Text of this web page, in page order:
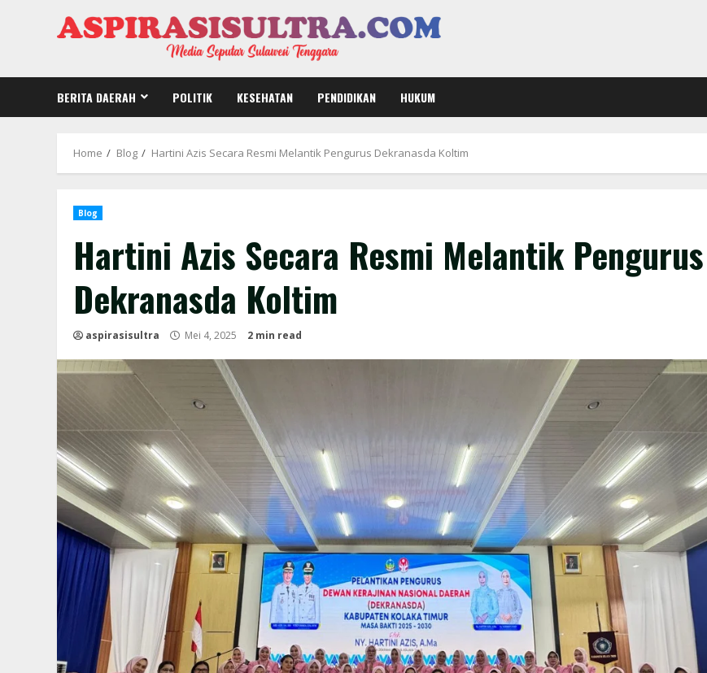
BERITA DAERAH POLITIK KESEHATAN PENDIDIKAN HUKUM
Home Blog Hartini Azis Secara Resmi Melantik Pengurus Dekranasda Koltim
Blog
Hartini Azis Secara Resmi Melantik Pengurus
Dekranasda Koltim
aspirasisultra Mei 4, 2025 2 min read